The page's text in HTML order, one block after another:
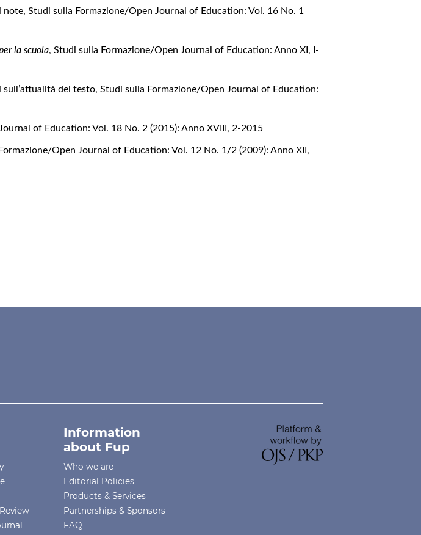
note,Studi sulla Formazione/Open Journal of Education: Vol. 16 No. 1
la scuola,Studi sulla Formazione/Open Journal of Education: Anno XI, I-
sull’attualità del testo,Studi sulla Formazione/Open Journal of Education:
of Education: Vol. 18 No. 2 (2015): Anno XVIII, 2-2015
Open Journal of Education: Vol. 12 No. 1/2 (2009): Anno XII,
Information
about Fup
Who we are
Editorial Policies
Products & Services
Partnerships & Sponsors
FAQ